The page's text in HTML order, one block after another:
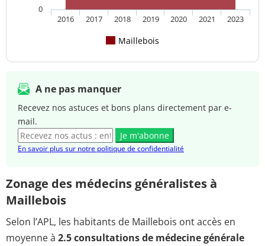
Maillebois
2016 2017 2018 2019 2020 2021 2023
0
A ne pas manquer
Recevez nos astuces et bons plans directement par e-
mail.
Je m'abonne
En savoir plus sur notre politique de confidentialité
Zonage des médecins généralistes à
Maillebois
Selon l’APL, les habitants de Maillebois ont accès en
moyenne à 2.5 consultations de médecine générale